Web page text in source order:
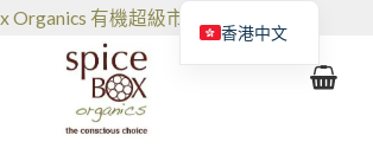
Organics 有機超級市場和咖啡館
香港中文